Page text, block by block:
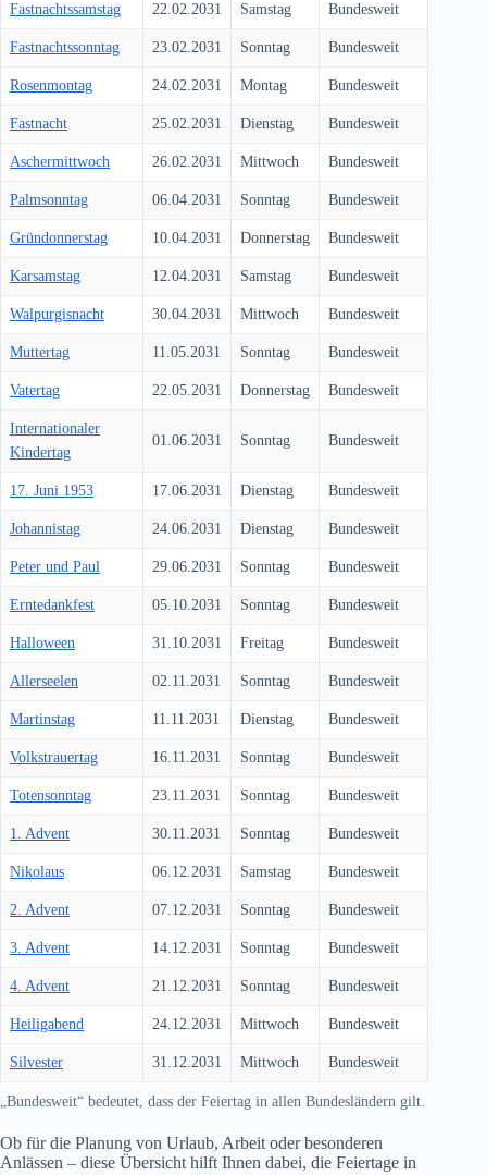
Fastnachtssamstag 22.02.2031 Samstag Bundesweit
Fastnachtssonntag 23.02.2031 Sonntag Bundesweit
Rosenmontag 24.02.2031 Montag Bundesweit
Fastnacht 25.02.2031 Dienstag Bundesweit
Aschermittwoch 26.02.2031 Mittwoch Bundesweit
Palmsonntag 06.04.2031 Sonntag Bundesweit
Gründonnerstag 10.04.2031 Donnerstag Bundesweit
Karsamstag 12.04.2031 Samstag Bundesweit
Walpurgisnacht 30.04.2031 Mittwoch Bundesweit
Muttertag 11.05.2031 Sonntag Bundesweit
Vatertag 22.05.2031 Donnerstag Bundesweit
Internationaler
Kindertag
01.06.2031 Sonntag Bundesweit
17. Juni 1953 17.06.2031 Dienstag Bundesweit
Johannistag 24.06.2031 Dienstag Bundesweit
Peter und Paul 29.06.2031 Sonntag Bundesweit
Erntedankfest 05.10.2031 Sonntag Bundesweit
Halloween 31.10.2031 Freitag Bundesweit
Allerseelen 02.11.2031 Sonntag Bundesweit
Martinstag 11.11.2031 Dienstag Bundesweit
Volkstrauertag 16.11.2031 Sonntag Bundesweit
Totensonntag 23.11.2031 Sonntag Bundesweit
1. Advent 30.11.2031 Sonntag Bundesweit
Nikolaus 06.12.2031 Samstag Bundesweit
2. Advent 07.12.2031 Sonntag Bundesweit
3. Advent 14.12.2031 Sonntag Bundesweit
4. Advent 21.12.2031 Sonntag Bundesweit
Heiligabend 24.12.2031 Mittwoch Bundesweit
Silvester 31.12.2031 Mittwoch Bundesweit
„Bundesweit“ bedeutet, dass der Feiertag in allen Bundesländern gilt.
Ob für die Planung von Urlaub, Arbeit oder besonderen
Anlässen – diese Übersicht hilft Ihnen dabei, die Feiertage in